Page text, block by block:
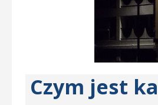
Czym jest